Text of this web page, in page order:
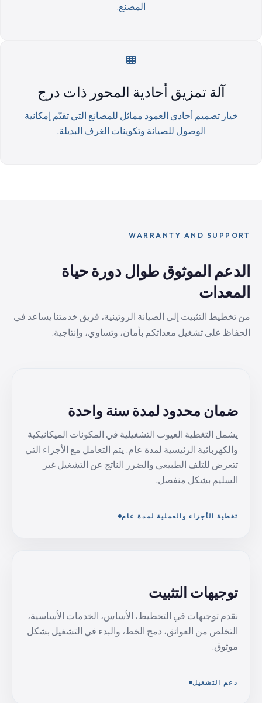
المصنع.
آلة تمزيق أحادية المحور ذات درج
خيار تصميم أحادي العمود مماثل للمصانع التي تقيّم إمكانية
الوصول للصيانة وتكوينات الغرف البديلة.
WARRANTY AND SUPPORT
الدعم الموثوق طوال دورة حياة
المعدات
من تخطيط التثبيت إلى الصيانة الروتينية، فريق خدمتنا يساعد في
الحفاظ على تشغيل معداتكم بأمان، وتساوي، وإنتاجية.
ضمان محدود لمدة سنة واحدة
يشمل التغطية العيوب التشغيلية في المكونات الميكانيكية
والكهربائية الرئيسية لمدة عام. يتم التعامل مع الأجزاء التي
تتعرض للتلف الطبيعي والضرر الناتج عن التشغيل غير
السليم بشكل منفصل.
تغطية الأجزاء والعملية لمدة عام
توجيهات التثبيت
نقدم توجيهات في التخطيط، الأساس، الخدمات الأساسية،
التخلص من العوائق، دمج الخط، والبدء في التشغيل بشكل
موثوق.
دعم التشغيل